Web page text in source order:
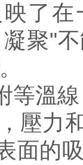
了在
聚"
等溫
力和
面的